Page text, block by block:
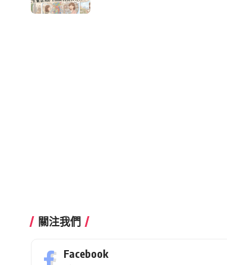
關注我們
Facebook